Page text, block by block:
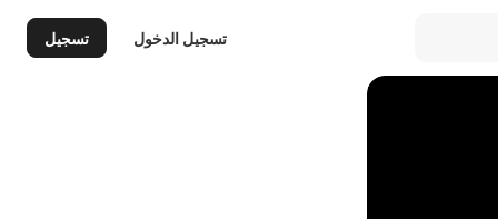
تسجيل الدخول تسجيل